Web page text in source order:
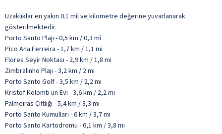
Uzaklıklar en yakın 0.1 mil ve kilometre değerine yuvarlanarak
gösterilmektedir.
Porto Santo Plajı - 0,5 km / 0,3 mi
Pico Ana Ferreira - 1,7 km / 1,1 mi
Flores Seyir Noktası - 2,9 km / 1,8 mi
Zimbralinho Plajı - 3,2 km / 2 mi
Porto Santo Golf - 3,5 km / 2,2 mi
Kristof Kolomb un Evi - 3,6 km / 2,2 mi
Palmeiras Çiftliği - 5,4 km / 3,3 mi
Porto Santo Kumulları - 6 km / 3,7 mi
Porto Santo Kartodromu - 6,1 km / 3,8 mi